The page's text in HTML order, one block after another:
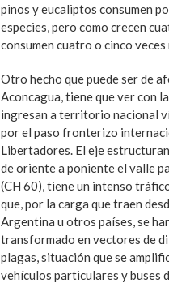
pinos y eucaliptos consumen
especies, pero como crecen
consumen cuatro o cinco veces
Otro hecho que puede ser de
Aconcagua, tiene que ver con
ingresan a territorio nacional
por el paso fronterizo
Libertadores. El eje
de oriente a poniente el valle
(CH 60), tiene un intenso
que, por la carga que traen
Argentina u otros países, se
transformado en vectores de
plagas, situación que se
vehículos particulares y buses